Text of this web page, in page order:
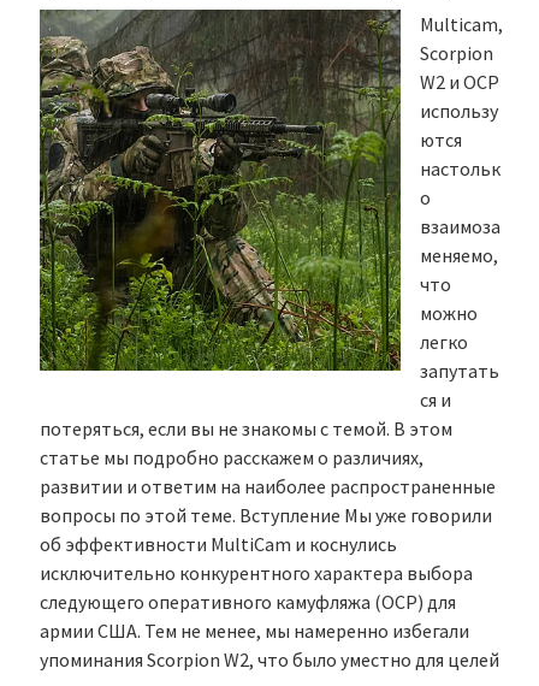
Multicam,
Scorpion
W2 и OCP
использу
ются
настольк
о
взаимоза
меняемо,
что
можно
легко
запутать
ся и
потеряться, если вы не знакомы с темой. В этом
статье мы подробно расскажем о различиях,
развитии и ответим на наиболее распространенные
вопросы по этой теме. Вступление Мы уже говорили
об эффективности MultiCam и коснулись
исключительно конкурентного характера выбора
следующего оперативного камуфляжа (OCP) для
армии США. Тем не менее, мы намеренно избегали
упоминания Scorpion W2, что было уместно для целей